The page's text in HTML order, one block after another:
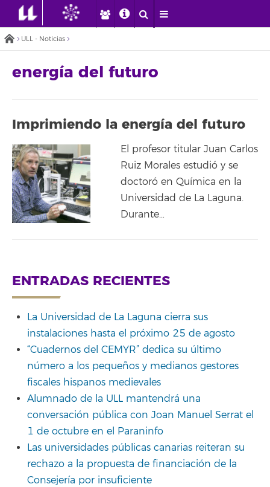
ULL - Noticias
energía del futuro
Imprimiendo la energía del futuro
El profesor titular Juan Carlos
Ruiz Morales estudió y se
doctoró en Química en la
Universidad de La Laguna.
Durante…
ENTRADAS RECIENTES
La Universidad de La Laguna cierra sus
instalaciones hasta el próximo 25 de agosto
“Cuadernos del CEMYR” dedica su último
número a los pequeños y medianos gestores
fiscales hispanos medievales
Alumnado de la ULL mantendrá una
conversación pública con Joan Manuel Serrat el
1 de octubre en el Paraninfo
Las universidades públicas canarias reiteran su
rechazo a la propuesta de financiación de la
Consejería por insuficiente